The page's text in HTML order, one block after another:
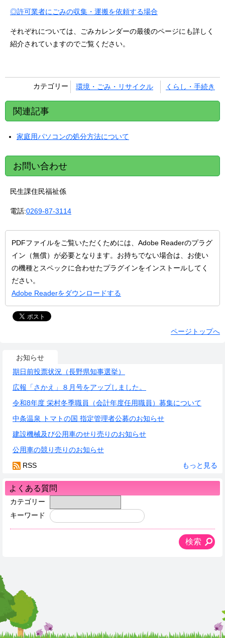
◎許可業者にごみの収集・運搬を依頼する場合
それぞれについては、ごみカレンダーの最後のページにも詳しく
紹介されていますのでご覧ください。
カテゴリー 環境・ごみ・リサイクル くらし・手続き
関連記事
家庭用パソコンの処分方法について
お問い合わせ
民生課住民福祉係
電話:0269-87-3114
PDFファイルをご覧いただくためには、Adobe Readerのプラグ
イン（無償）が必要となります。お持ちでない場合は、お使い
の機種とスペックに合わせたプラグインをインストールしてく
ださい。
Adobe Readerをダウンロードする
ページトップへ
お知らせ
期日前投票状況（長野県知事選挙）
広報「さかえ」８月号をアップしました。
令和8年度 栄村冬季職員（会計年度任用職員）募集について
中条温泉 トマトの国 指定管理者公募のお知らせ
建設機械及び公用車のせり売りのお知らせ
公用車の競り売りのお知らせ
もっと見る
RSS
よくある質問
カテゴリー
キーワード